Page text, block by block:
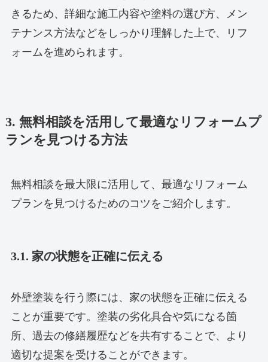
きるため、詳細な施工内容や塗料の選び方、メン
テナンス方法などをしっかり理解した上で、リフ
ォームを進められます。
3. 無料相談を活用して最適なリフォームプ
ランを見つける方法
無料相談を最大限に活用して、最適なリフォーム
プランを見つけるためのコツをご紹介します。
3.1. 家の状態を正確に伝える
外壁塗装を行う際には、家の状態を正確に伝える
ことが重要です。塗装の劣化具合や気になる箇
所、過去の修繕履歴などを共有することで、より
適切な提案を受けることができます。